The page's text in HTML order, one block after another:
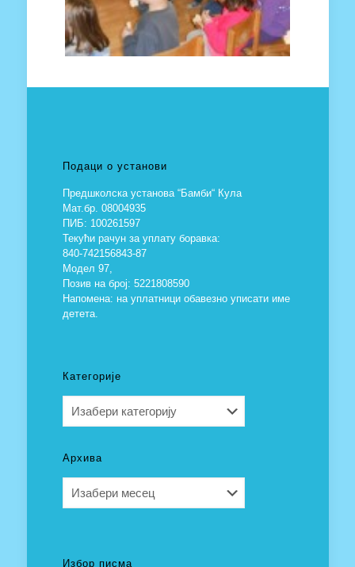
Подаци о установи
Предшколска установа “Бамби“ Кула
Мат.бр. 08004935
ПИБ: 100261597
Текући рачун за уплату боравка:
840-742156843-87
Модел 97,
Позив на број: 5221808590
Напомена: на уплатници обавезно уписати име
детета.
Категорије
Архива
Избор писма